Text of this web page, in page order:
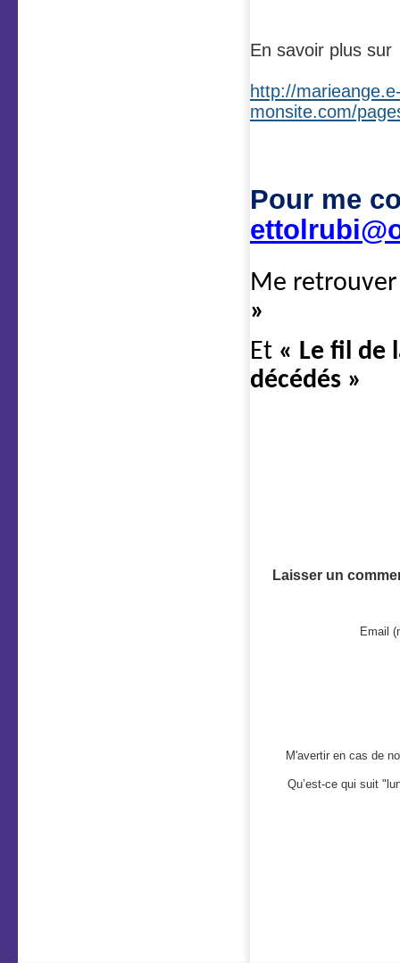
En savoir plus sur
http://
monsite.com/
Pour me
Me
»
Et « Le fil de
décédés »
Laisser un
Email
M'avertir en cas de
Qu’est-ce qui suit